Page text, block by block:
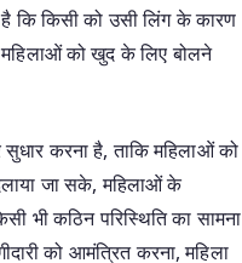
कि किसी को उसी लिंग के कारण
को खुद के लिए बोलने
करना है, ताकि महिलाओं को
जा सके, महिलाओं के
भी कठिन परिस्थिति का सामना
को आमंत्रित करना, महिला